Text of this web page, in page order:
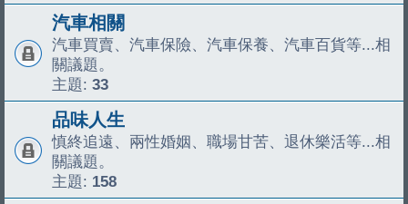
汽車相關
汽車買賣、汽車保險、汽車保養、汽車百貨等...相
關議題。
主題: 33
品味人生
慎終追遠、兩性婚姻、職場甘苦、退休樂活等...相
關議題。
主題: 158